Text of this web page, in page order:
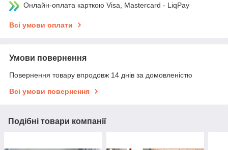
Онлайн-оплата карткою Visa, Mastercard - LiqPay
Всі умови оплати
Умови повернення
Повернення товару впродовж 14 днів за домовленістю
Всі умови повернення
Подібні товари компанії